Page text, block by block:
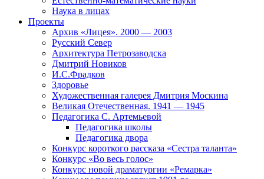
Наука в лицах
Проекты
Архив «Лицея». 2000 — 2003
Русский Север
Архитектура Петрозаводска
Дмитрий Новиков
И.С.Фрадков
Здоровье
Художественная галерея Дмитрия Москина
Великая Отечественная. 1941 — 1945
Педагогика С. Артемьевой
Педагогика школы
Педагогика двора
Конкурс короткого рассказа «Сестра таланта»
Конкурс «Во весь голос»
Конкурс новой драматургии «Ремарка»